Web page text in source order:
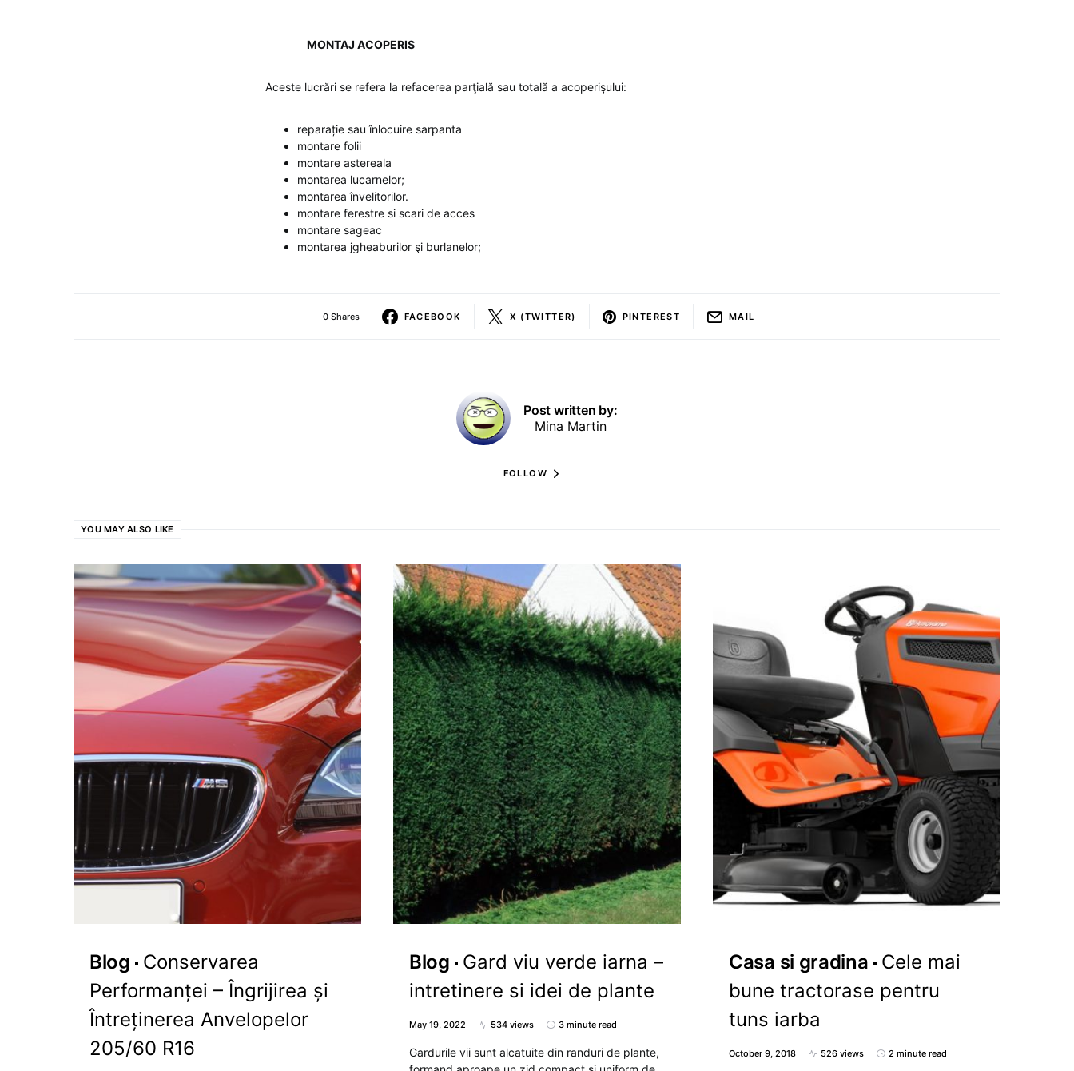
MONTAJ ACOPERIS
Aceste lucrări se refera la refacerea parţială sau totală a acoperişului:
reparație sau înlocuire sarpanta
montare folii
montare astereala
montarea lucarnelor;
montarea învelitorilor.
montare ferestre si scari de acces
montare sageac
montarea jgheaburilor şi burlanelor;
0 Shares FACEBOOK X (TWITTER) PINTEREST MAIL
Post written by:
Mina Martin
FOLLOW
YOU MAY ALSO LIKE
Blog
Conservarea
Performanței – Îngrijirea și
Întreținerea Anvelopelor
205/60 R16
Blog
Gard viu verde iarna –
intretinere si idei de plante
May 19, 2022 534 views 3 minute read
Gardurile vii sunt alcatuite din randuri de plante,
Casa si gradina
Cele mai
bune tractorase pentru
tuns iarba
October 9, 2018 526 views 2 minute read